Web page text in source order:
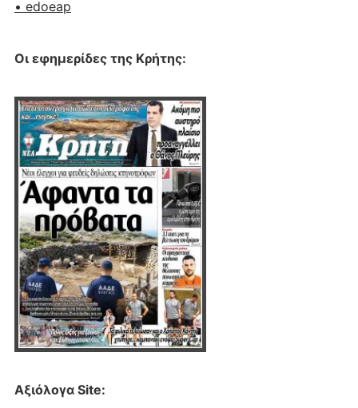
• edoeap
Οι εφημερίδες της Κρήτης:
Αξιόλογα Site: